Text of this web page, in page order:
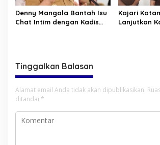
Denny Mangala Bantah Isu
Chat Intim dengan Kadis
Kajari
Lanjutkan
Tinggalkan Balasan
Alamat email Anda tidak akan dipublikasikan.
ditandai *